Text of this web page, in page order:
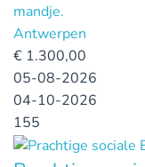
mandje.
Antwerpen
€ 1.300,00
05-08-2026
04-10-2026
155